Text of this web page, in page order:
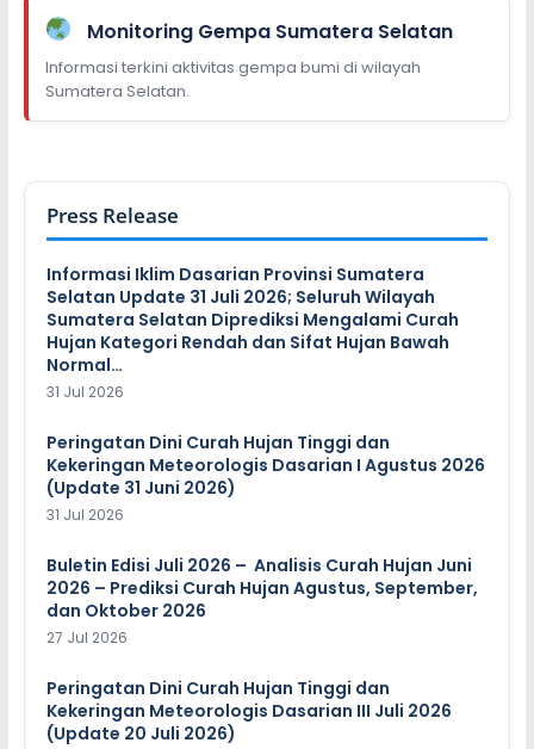
Monitoring Gempa Sumatera Selatan
Informasi terkini aktivitas gempa bumi di wilayah
Sumatera Selatan.
Press Release
Informasi Iklim Dasarian Provinsi Sumatera
Selatan Update 31 Juli 2026; Seluruh Wilayah
Sumatera Selatan Diprediksi Mengalami Curah
Hujan Kategori Rendah dan Sifat Hujan Bawah
Normal…
31 Jul 2026
Peringatan Dini Curah Hujan Tinggi dan
Kekeringan Meteorologis Dasarian I Agustus 2026
(Update 31 Juni 2026)
31 Jul 2026
Buletin Edisi Juli 2026 – Analisis Curah Hujan Juni
2026 – Prediksi Curah Hujan Agustus, September,
dan Oktober 2026
27 Jul 2026
Peringatan Dini Curah Hujan Tinggi dan
Kekeringan Meteorologis Dasarian III Juli 2026
(Update 20 Juli 2026)